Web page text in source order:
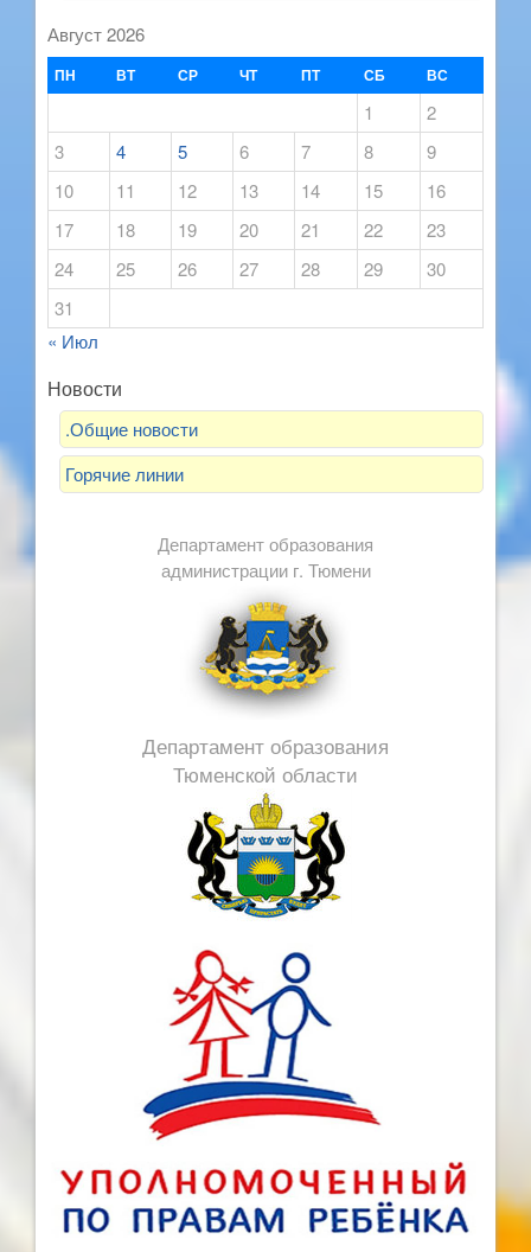
Август 2026
ПН ВТ СР ЧТ ПТ СБ ВС
1
2
3
4 5 6 7 8
9
10
11 12 13 14 15
16
17
18 19 20 21 22
23
24
25 26 27 28 29
30
31
« Июл
Новости
.Общие новости
Горячие линии
Департамент образования
администрации г. Тюмени
Департамент образования
Тюменской области